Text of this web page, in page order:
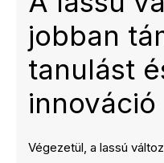
jobban
tanulást
innováció
Végezetül, a lassú